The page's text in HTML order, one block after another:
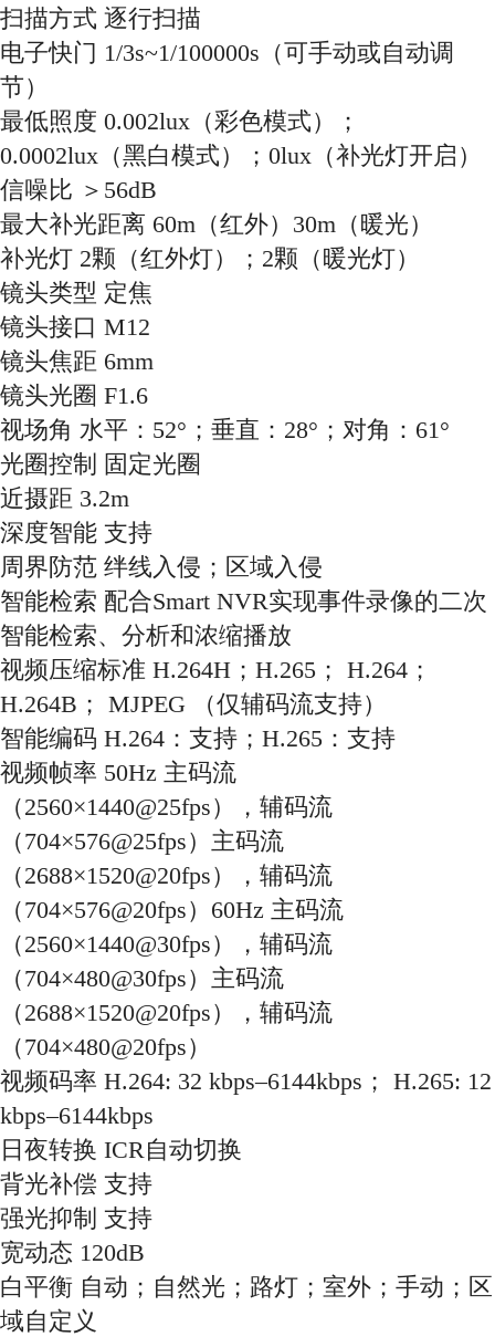
扫描方式 逐行扫描
电子快门 1/3s~1/100000s（可手动或自动调
节）
最低照度 0.002lux（彩色模式）；
0.0002lux（黑白模式）；0lux（补光灯开启）
信噪比 ＞56dB
最大补光距离 60m（红外）30m（暖光）
补光灯 2颗（红外灯）；2颗（暖光灯）
镜头类型 定焦
镜头接口 M12
镜头焦距 6mm
镜头光圈 F1.6
视场角 水平：52°；垂直：28°；对角：61°
光圈控制 固定光圈
近摄距 3.2m
深度智能 支持
周界防范 绊线入侵；区域入侵
智能检索 配合Smart NVR实现事件录像的二次
智能检索、分析和浓缩播放
视频压缩标准 H.264H；H.265； H.264；
H.264B； MJPEG （仅辅码流支持）
智能编码 H.264：支持；H.265：支持
视频帧率 50Hz 主码流
（2560×1440@25fps），辅码流
（704×576@25fps）主码流
（2688×1520@20fps），辅码流
（704×576@20fps）60Hz 主码流
（2560×1440@30fps），辅码流
（704×480@30fps）主码流
（2688×1520@20fps），辅码流
（704×480@20fps）
视频码率 H.264: 32 kbps–6144kbps； H.265: 12
kbps–6144kbps
日夜转换 ICR自动切换
背光补偿 支持
强光抑制 支持
宽动态 120dB
白平衡 自动；自然光；路灯；室外；手动；区
域自定义